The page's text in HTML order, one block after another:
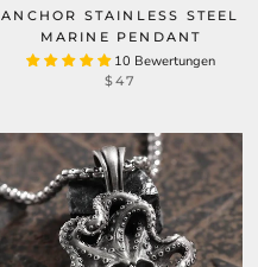
ANCHOR STAINLESS STEEL
MARINE PENDANT
10 Bewertungen
$47